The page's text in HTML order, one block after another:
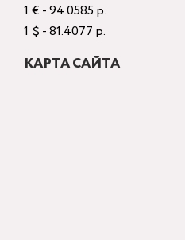
1 € - 94.0585 р.
1 $ - 81.4077 р.
КАРТА САЙТА